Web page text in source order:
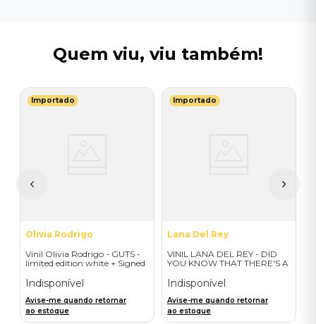
Quem viu, viu também!
Importado
Olivia Rodrigo
Vinil Olivia Rodrigo - GUTS -
limited edition white + Signed
Indisponível
Avise-me quando retornar
ao estoque
Importado
Lana Del Rey
VINIL LANA DEL REY - DID
YOU KNOW THAT THERE'S A
BLVD (ALT COVER EXPLICIT/
2LP) - IMPORTADO
Indisponível
Avise-me quando retornar
ao estoque